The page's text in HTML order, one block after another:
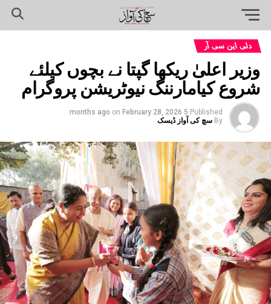
دلی این سی آر
وزیر اعلیٰ ریکھا گپتا نے بچوں کیلئے
شروع کیامارننگ نیوٹریشن پروگرام
Published
5 months ago
on February 28, 2026
By سچ کی آواز ڈیسک